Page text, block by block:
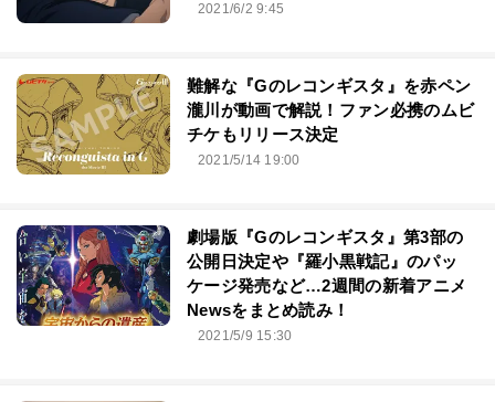
2021/6/2 9:45
難解な『Gのレコンギスタ』を赤ペン
瀧川が動画で解説！ファン必携のムビ
チケもリリース決定
2021/5/14 19:00
劇場版『Gのレコンギスタ』第3部の
公開日決定や『羅小黒戦記』のパッ
ケージ発売など…2週間の新着アニメ
Newsをまとめ読み！
2021/5/9 15:30